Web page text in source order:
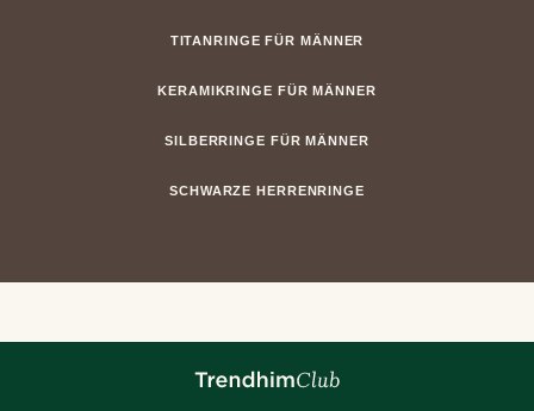
TITANRINGE FÜR MÄNNER
KERAMIKRINGE FÜR MÄNNER
SILBERRINGE FÜR MÄNNER
SCHWARZE HERRENRINGE